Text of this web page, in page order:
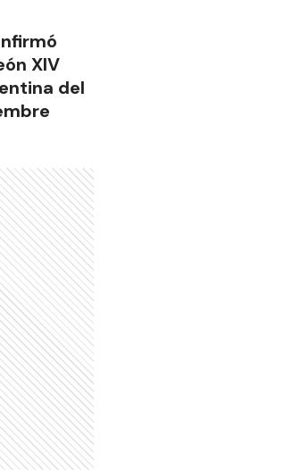
XIV
del